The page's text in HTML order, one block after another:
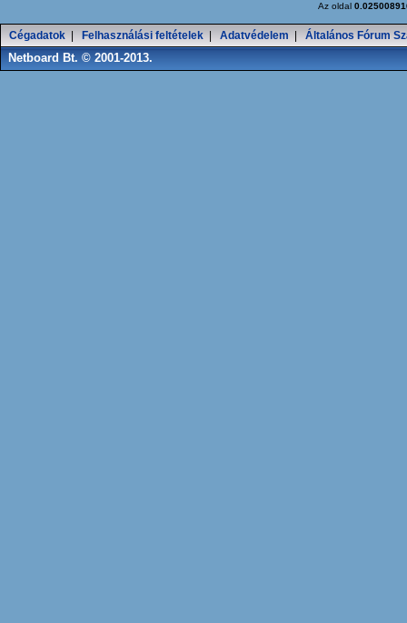
Az oldal
Cégadatok Felhasználási feltételek Adatvédelem Általános Fórum
Netboard Bt. © 2001-2013.